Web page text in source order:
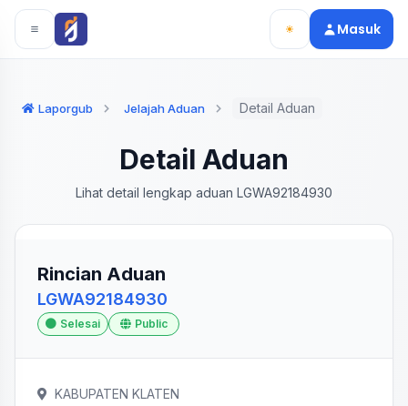
Langsung ke konten utama
Langsung ke navigasi
Masuk
Laporgub Jelajah Aduan Detail Aduan
Detail Aduan
Lihat detail lengkap aduan LGWA92184930
Rincian Aduan
LGWA92184930
Selesai Public
KABUPATEN KLATEN